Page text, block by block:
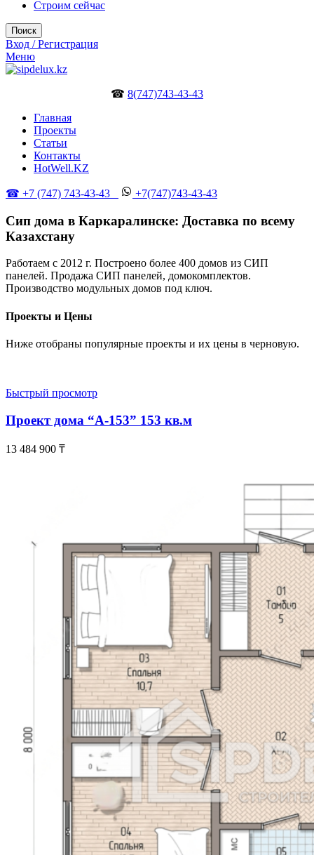
Строим сейчас
Поиск
Вход / Регистрация
Меню
☎ 8(747)743-43-43
Главная
Проекты
Статьи
Контакты
HotWell.KZ
☎ +7 (747) 743-43-43 +7(747)743-43-43
Сип дома в Каркаралинске: Доставка по всему
Казахстану
Работаем с 2012 г. Построено более 400 домов из СИП
панелей. Продажа СИП панелей, домокомплектов.
Производство модульных домов под ключ.
Проекты и Цены
Ниже отобраны популярные проекты и их цены в черновую.
Быстрый просмотр
Проект дома “А-153” 153 кв.м
13 484 900 ₸